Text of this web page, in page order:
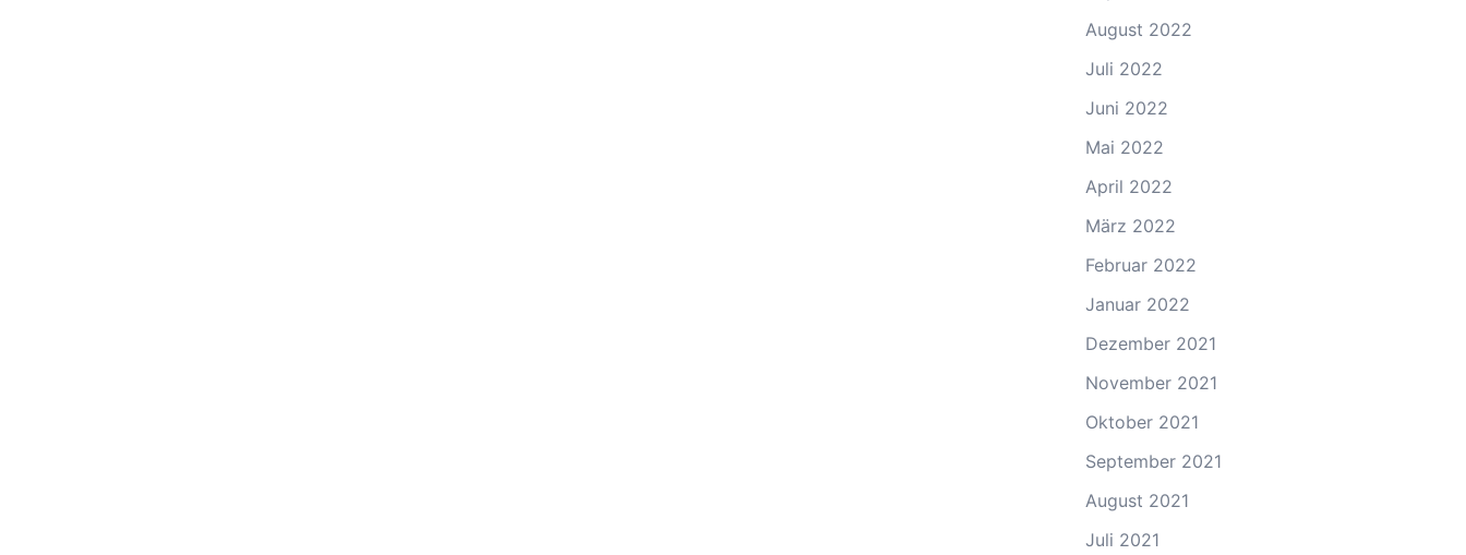
August 2022
Juli 2022
Juni 2022
Mai 2022
April 2022
März 2022
Februar 2022
Januar 2022
Dezember 2021
November 2021
Oktober 2021
September 2021
August 2021
Juli 2021